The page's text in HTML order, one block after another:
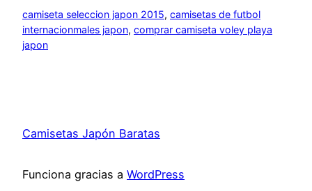
camiseta seleccion japon 2015, camisetas de futbol
internacionmales japon, comprar camiseta voley playa
japon
Camisetas Japón Baratas
Funciona gracias a WordPress